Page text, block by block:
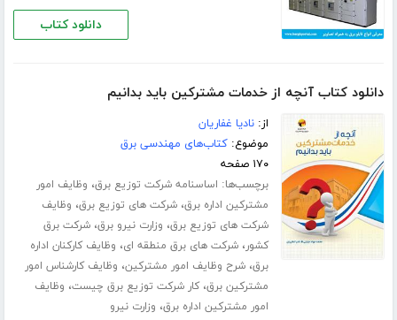
دانلود کتاب
دانلود کتاب آنچه از خدمات مشترکین باید بدانیم
از:نادیا غفاریان
موضوع:کتاب‌های مهندسی برق
۱۷۰ صفحه
برچسب‌ها: اساسنامه شرکت توزیع برق، وظایف امور
مشترکین اداره برق،شرکت های توزیع برق، وظایف
شرکت های توزیع برق، وزارت نیرو برق،شرکت برق
کشور،شرکت های برق منطقه ای، وظایف کارکنان اداره
برق،شرح وظایف امور مشترکین، وظایف کارشناس امور
مشترکین برق،کار شرکت توزیع برق چیست، وظایف
امور مشترکین اداره برق، وزارت نیرو